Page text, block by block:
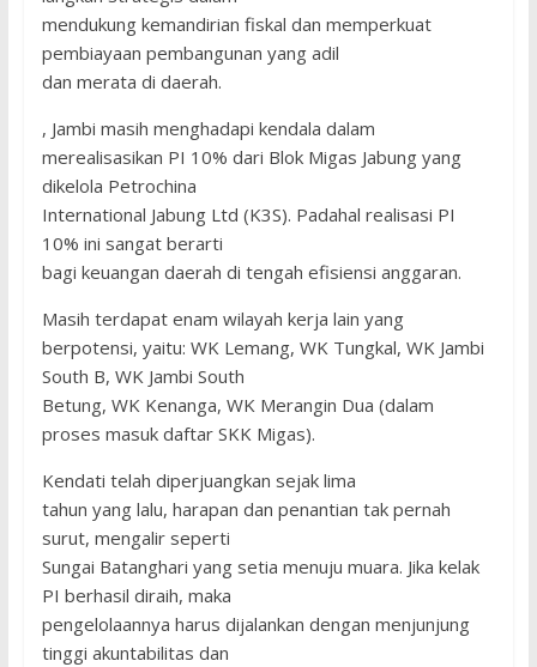
mendukung kemandirian fiskal dan memperkuat
pembiayaan pembangunan yang adil
dan merata di daerah.
, Jambi masih menghadapi kendala dalam
merealisasikan PI 10% dari Blok Migas Jabung yang
dikelola Petrochina
International Jabung Ltd (K3S). Padahal realisasi PI
10% ini sangat berarti
bagi keuangan daerah di tengah efisiensi anggaran.
Masih terdapat enam wilayah kerja lain yang
berpotensi, yaitu: WK Lemang, WK Tungkal, WK Jambi
South B, WK Jambi South
Betung, WK Kenanga, WK Merangin Dua (dalam
proses masuk daftar SKK Migas).
Kendati telah diperjuangkan sejak lima
tahun yang lalu, harapan dan penantian tak pernah
surut, mengalir seperti
Sungai Batanghari yang setia menuju muara. Jika kelak
PI berhasil diraih, maka
pengelolaannya harus dijalankan dengan menjunjung
tinggi akuntabilitas dan